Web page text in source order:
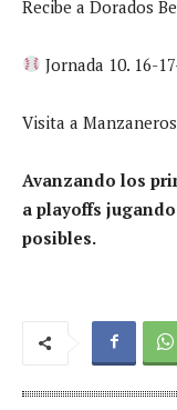
Recibe a Dorados
Jornada 10. 16-
Visita a
Avanzando los
a playoffs
posibles.